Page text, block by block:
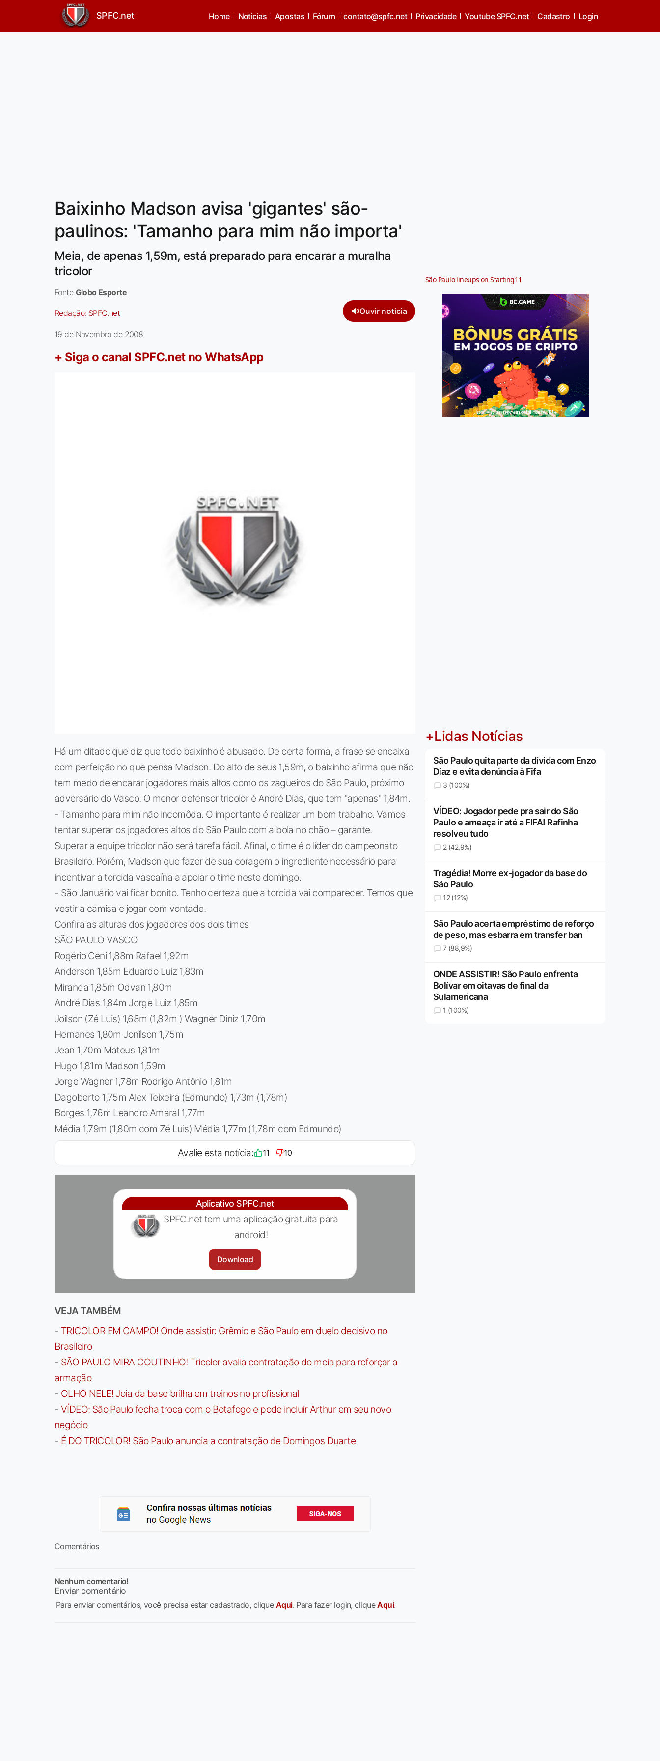
SPFC.net Home Noticias Apostas Fórum contato@spfc.net Privacidade Youtube SPFC.net Cadastro Login
Baixinho Madson avisa 'gigantes' são-
paulinos: 'Tamanho para mim não importa'
Meia, de apenas 1,59m, está preparado para encarar a muralha
tricolor
Fonte Globo Esporte
Redação: SPFC.net 🔊Ouvir notícia
19 de Novembro de 2008
+ Siga o canal SPFC.net no WhatsApp
Há um ditado que diz que todo baixinho é abusado. De certa forma, a frase se encaixa
com perfeição no que pensa Madson. Do alto de seus 1,59m, o baixinho afirma que não
tem medo de encarar jogadores mais altos como os zagueiros do São Paulo, próximo
adversário do Vasco. O menor defensor tricolor é André Dias, que tem "apenas" 1,84m.
- Tamanho para mim não incomôda. O importante é realizar um bom trabalho. Vamos
tentar superar os jogadores altos do São Paulo com a bola no chão – garante.
Superar a equipe tricolor não será tarefa fácil. Afinal, o time é o líder do campeonato
Brasileiro. Porém, Madson que fazer de sua coragem o ingrediente necessário para
incentivar a torcida vascaína a apoiar o time neste domingo.
- São Januário vai ficar bonito. Tenho certeza que a torcida vai comparecer. Temos que
vestir a camisa e jogar com vontade.
Confira as alturas dos jogadores dos dois times
SÃO PAULO VASCO
Rogério Ceni 1,88m Rafael 1,92m
Anderson 1,85m Eduardo Luiz 1,83m
Miranda 1,85m Odvan 1,80m
André Dias 1,84m Jorge Luiz 1,85m
Joilson (Zé Luis) 1,68m (1,82m ) Wagner Diniz 1,70m
Hernanes 1,80m Jonílson 1,75m
Jean 1,70m Mateus 1,81m
Hugo 1,81m Madson 1,59m
Jorge Wagner 1,78m Rodrigo Antônio 1,81m
Dagoberto 1,75m Alex Teixeira (Edmundo) 1,73m (1,78m)
Borges 1,76m Leandro Amaral 1,77m
Média 1,79m (1,80m com Zé Luis) Média 1,77m (1,78m com Edmundo)
Avalie esta notícia: 11 10
Aplicativo SPFC.net
SPFC.net tem uma aplicação gratuita para
android!
Download
VEJA TAMBÉM
- TRICOLOR EM CAMPO! Onde assistir: Grêmio e São Paulo em duelo decisivo no
Brasileiro
- SÃO PAULO MIRA COUTINHO! Tricolor avalia contratação do meia para reforçar a
armação
- OLHO NELE! Joia da base brilha em treinos no profissional
- VÍDEO: São Paulo fecha troca com o Botafogo e pode incluir Arthur em seu novo
negócio
- É DO TRICOLOR! São Paulo anuncia a contratação de Domingos Duarte
Comentários
Nenhum comentario!
Enviar comentário
Para enviar comentários, você precisa estar cadastrado, clique Aqui. Para fazer login, cliqueAqui.
São Paulo lineups on Starting11
Jogue com responsabilidade. 18+
+Lidas Notícias
São Paulo quita parte da dívida com Enzo
Díaz e evita denúncia à Fifa
3 (100%)
VÍDEO: Jogador pede pra sair do São
Paulo e ameaça ir até a FIFA! Rafinha
resolveu tudo
2 (42,9%)
Tragédia! Morre ex-jogador da base do
São Paulo
12 (12%)
São Paulo acerta empréstimo de reforço
de peso, mas esbarra em transfer ban
7 (88,9%)
ONDE ASSISTIR! São Paulo enfrenta
Bolívar em oitavas de final da
Sulamericana
1 (100%)